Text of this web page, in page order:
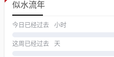
似水流年
今日已经过去 小时
这周已经过去 天